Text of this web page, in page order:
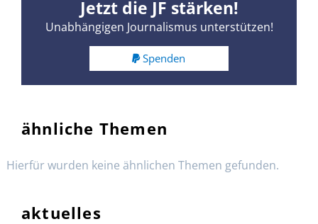
Jetzt die JF stärken!
Unabhängigen Journalismus unterstützen!
Spenden
ähnliche Themen
Hierfür wurden keine ähnlichen Themen gefunden.
aktuelles